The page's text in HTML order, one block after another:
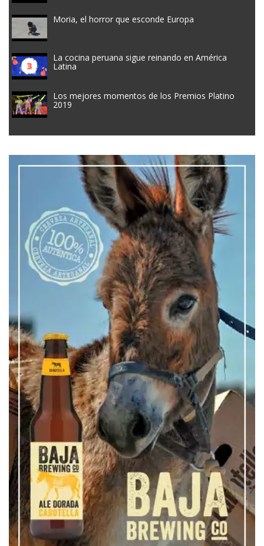
Moria, el horror que esconde Europa
La cocina peruana sigue reinando en América
Latina
Los mejores momentos de los Premios Platino
2019